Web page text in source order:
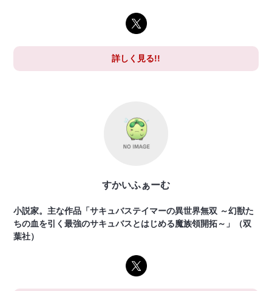
詳しく見る!!
すかいふぁーむ
小説家。主な作品「サキュバステイマーの異世界無双 ～幻獣た
ちの血を引く最強のサキュバスとはじめる魔族領開拓～」（双
葉社）